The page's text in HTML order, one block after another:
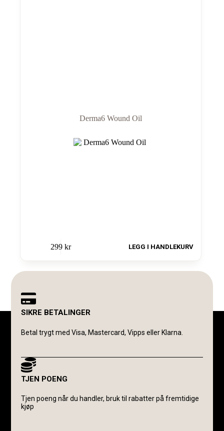
Derma6 Wound Oil
299 kr LEGG I HANDLEKURV
SIKRE BETALINGER
Betal trygt med Visa, Mastercard, Vipps eller Klarna.
TJEN POENG
Tjen poeng når du handler, bruk til rabatter på fremtidige
kjøp